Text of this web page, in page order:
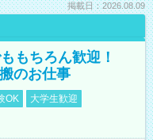
掲載日：2026.08.09
もちろん歓迎！
のお仕事
OK
大学生歓迎